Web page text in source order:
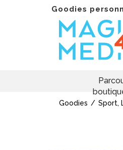
Goodies
Goodies Sport,